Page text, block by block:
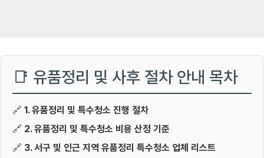
📑 유품정리 및 사후 절차 안내 목차
🔗 1. 유품정리 및 특수청소 진행 절차
🔗 2. 유품정리 및 특수청소 비용 산정 기준
🔗 3. 서구 및 인근 지역 유품정리 특수청소 업체 리스트